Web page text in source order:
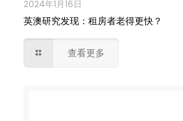
2024年1月16日
英澳研究发现：租房者老得更快？
查看更多